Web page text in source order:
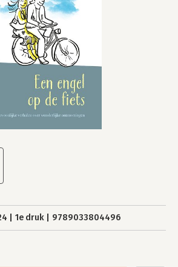
1e druk 9789033804496